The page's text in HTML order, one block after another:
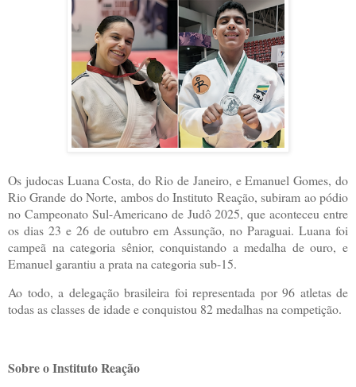
Os judocas Luana Costa, do Rio de Janeiro, e Emanuel Gomes, do
Rio Grande do Norte, ambos do Instituto Reação, subiram ao pódio
no Campeonato Sul-Americano de Judô 2025, que aconteceu entre
os dias 23 e 26 de outubro em Assunção, no Paraguai. Luana foi
campeã na categoria sênior, conquistando a medalha de ouro, e
Emanuel garantiu a prata na categoria sub-15.
Ao todo, a delegação brasileira foi representada por 96 atletas de
todas as classes de idade e conquistou 82 medalhas na competição.
Sobre o Instituto Reação